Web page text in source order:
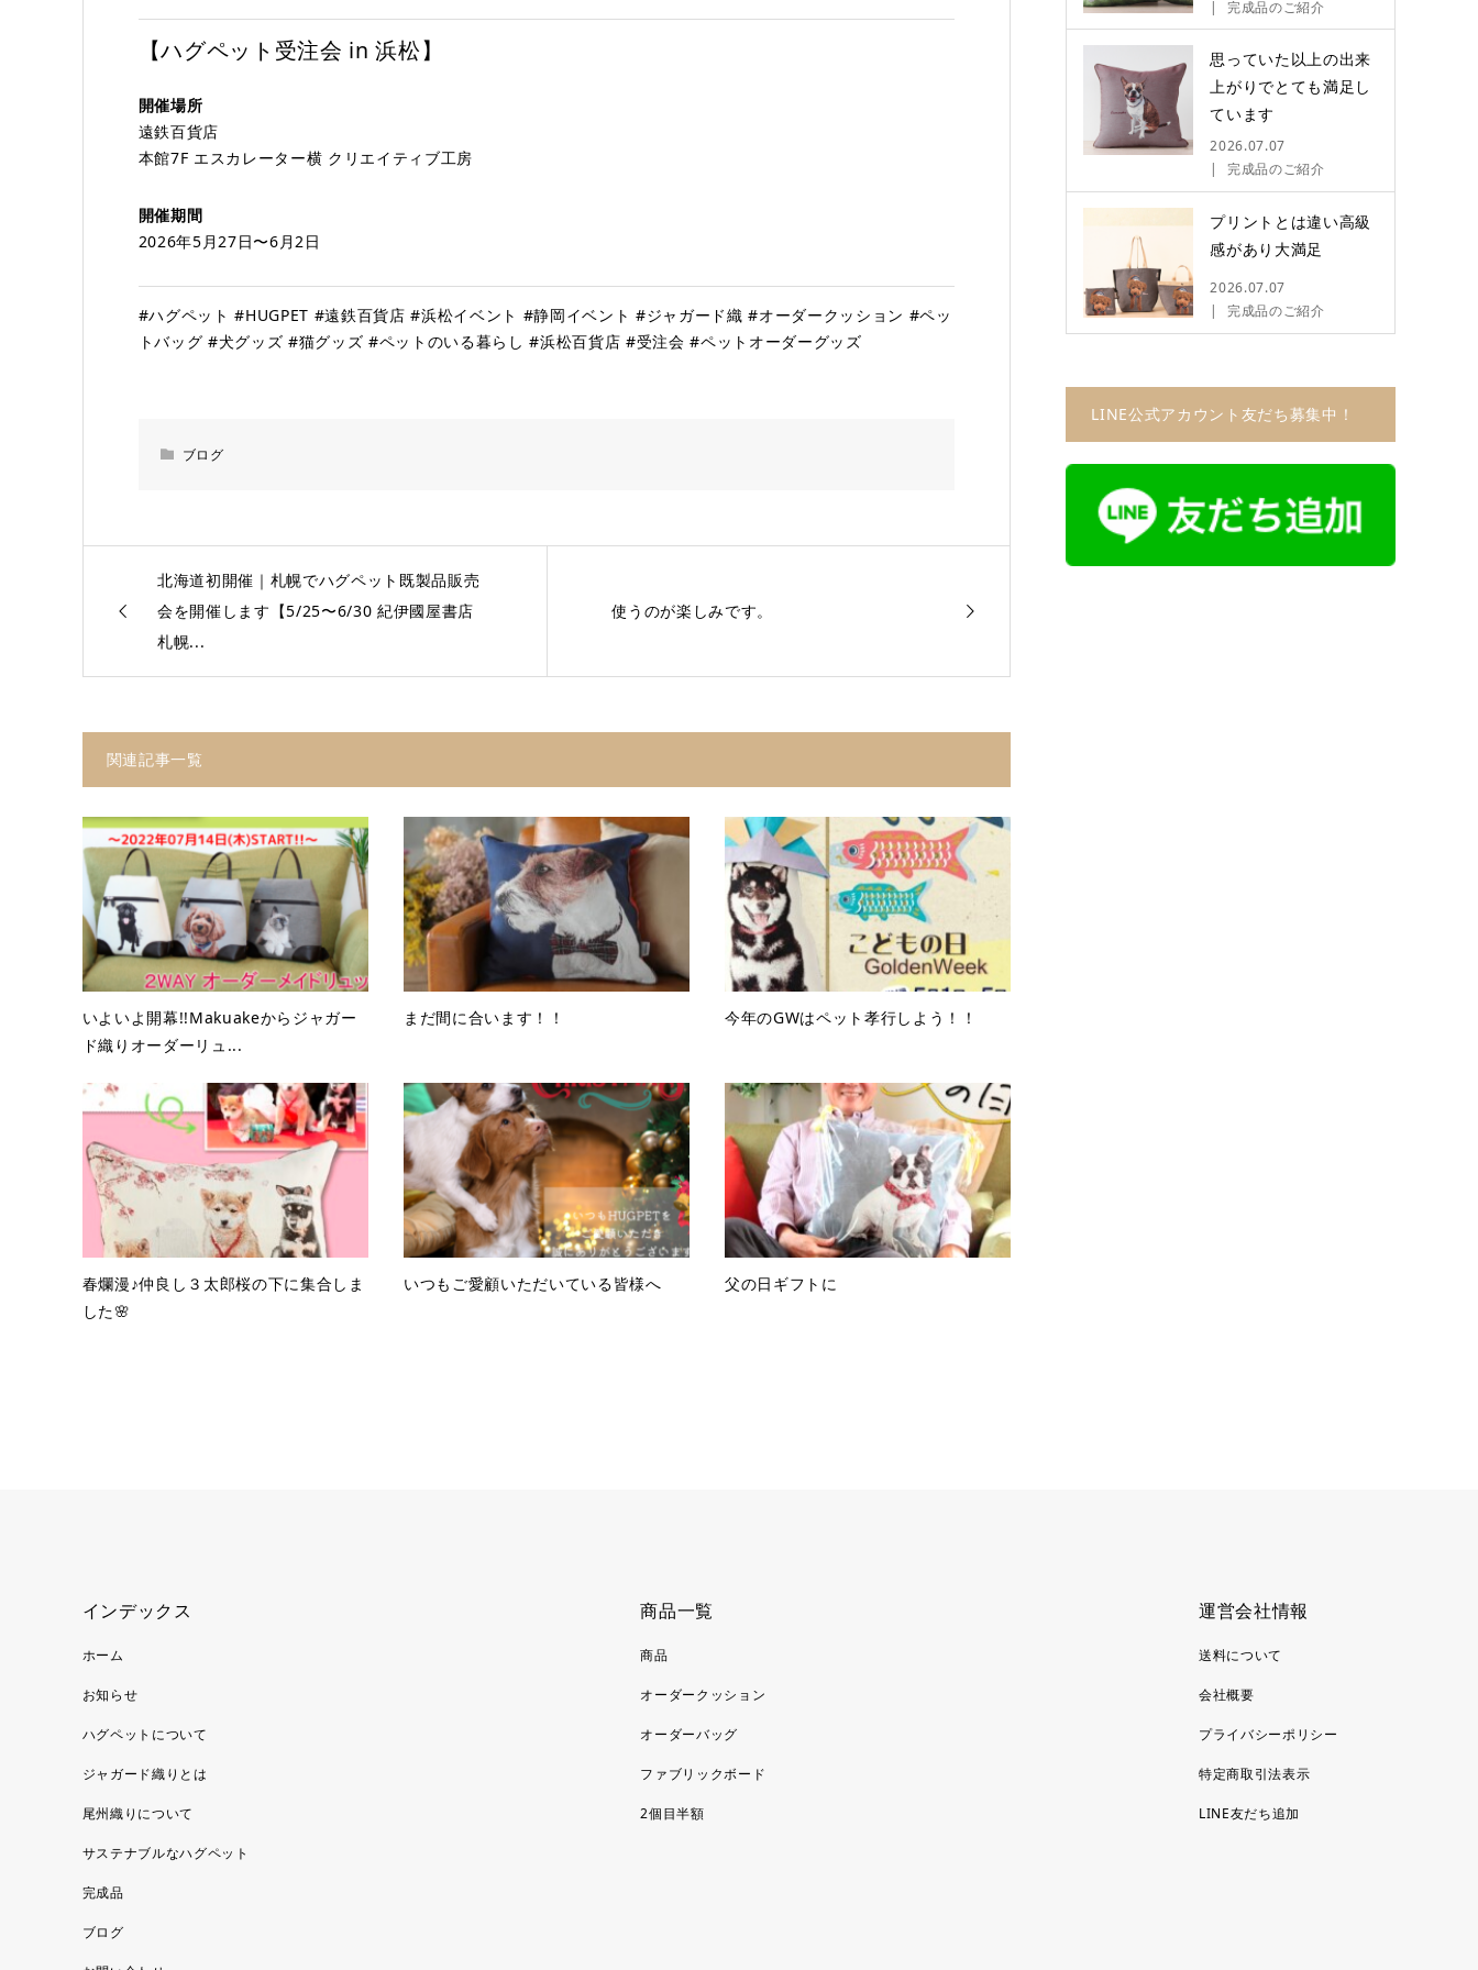
【ハグペット受注会 in 浜松】
開催場所
遠鉄百貨店
本館7F エスカレーター横 クリエイティブ工房
開催期間
2026年5月27日〜6月2日
#ハグペット #HUGPET #遠鉄百貨店 #浜松イベント #静岡イベント #ジャガード織 #オーダークッション #ペッ
トバッグ #犬グッズ #猫グッズ #ペットのいる暮らし #浜松百貨店 #受注会 #ペットオーダーグッズ
ブログ
北海道初開催｜札幌でハグペット既製品販売
会を開催します【5/25〜6/30 紀伊國屋書店
札幌...
使うのが楽しみです。
関連記事一覧
いよいよ開幕!!Makuakeからジャガー
ド織りオーダーリュ...
まだ間に合います！！ 今年のGWはペット孝行しよう！！
春爛漫♪仲良し３太郎桜の下に集合しま
した🌸
いつもご愛顧いただいている皆様へ 父の日ギフトに
完成品のご紹介
思っていた以上の出来
上がりでとても満足し
ています
2026.07.07
完成品のご紹介
プリントとは違い高級
感があり大満足
2026.07.07
完成品のご紹介
LINE公式アカウント友だち募集中！
インデックス
ホーム
お知らせ
ハグペットについて
ジャガード織りとは
尾州織りについて
サステナブルなハグペット
完成品
ブログ
商品一覧
商品
オーダークッション
オーダーバッグ
ファブリックボード
2個目半額
運営会社情報
送料について
会社概要
プライバシーポリシー
特定商取引法表示
LINE友だち追加